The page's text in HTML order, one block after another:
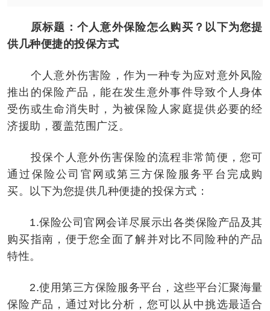
原标题：个人意外保险怎么购买？以下为您提
供几种便捷的投保方式
个人意外伤害险，作为一种专为应对意外风险
推出的保险产品，能在发生意外事件导致个人身体
受伤或生命消失时，为被保险人家庭提供必要的经
济援助，覆盖范围广泛。
投保个人意外伤害保险的流程非常简便，您可
通过保险公司官网或第三方保险服务平台完成购
买。以下为您提供几种便捷的投保方式：
1.保险公司官网会详尽展示出各类保险产品及其
购买指南，便于您全面了解并对比不同险种的产品
特性。
2.使用第三方保险服务平台，这些平台汇聚海量
保险产品，通过对比分析，您可以从中挑选最适合